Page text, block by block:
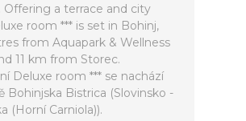
Offering a terrace and city
room *** is set in Bohinj,
from Aquapark & Wellness
11 km from Storec.
Deluxe room *** se nachází
Bohinjska Bistrica (Slovinsko -
(Horní Carniola)).